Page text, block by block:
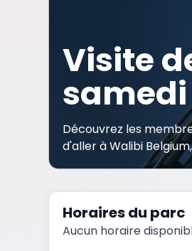
Visite
Découvrez les
d'aller à Walibi
Horaires du parc
Aucun horaire